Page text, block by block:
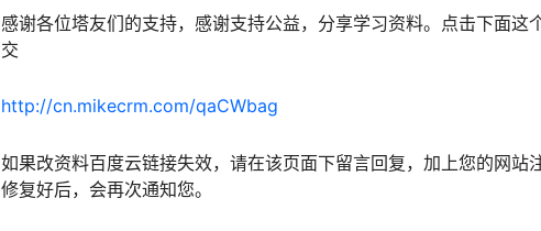
感谢各位塔友们的支持，感谢支持公益，分享学习资料。点击下面这
交
http://cn.mikecrm.com/qaCWbag
如果改资料百度云链接失效，请在该页面下留言回复，加上您的网站
修复好后，会再次通知您。